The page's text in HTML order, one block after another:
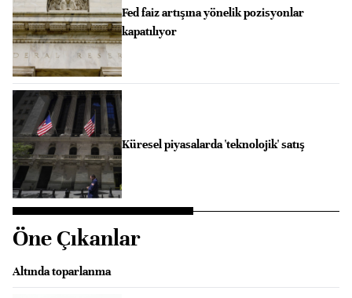
Fed faiz artışına yönelik pozisyonlar
kapatılıyor
Küresel piyasalarda 'teknolojik' satış
Öne Çıkanlar
Altında toparlanma